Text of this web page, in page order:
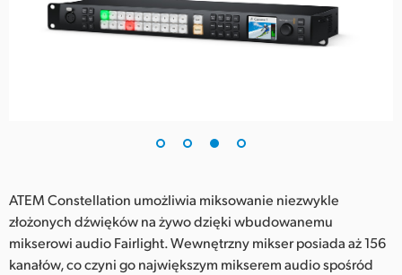
ATEM Constellation umożliwia miksowanie niezwykle
złożonych dźwięków na żywo dzięki wbudowanemu
mikserowi audio Fairlight. Wewnętrzny mikser posiada aż 156
kanałów, co czyni go największym mikserem audio spośród